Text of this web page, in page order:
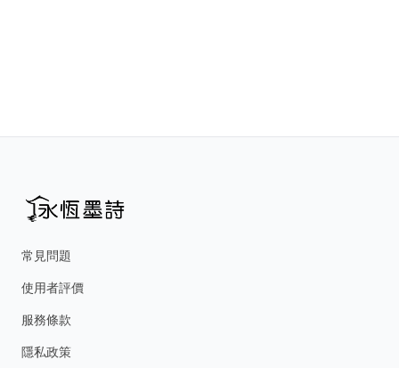
常見問題
使用者評價
服務條款
隱私政策